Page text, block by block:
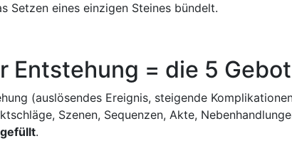
Setzen eines einzigen Steines bündelt.
Entstehung = die 5
(auslösendes Ereignis, steigende
Szenen, Sequenzen, Akte,
.